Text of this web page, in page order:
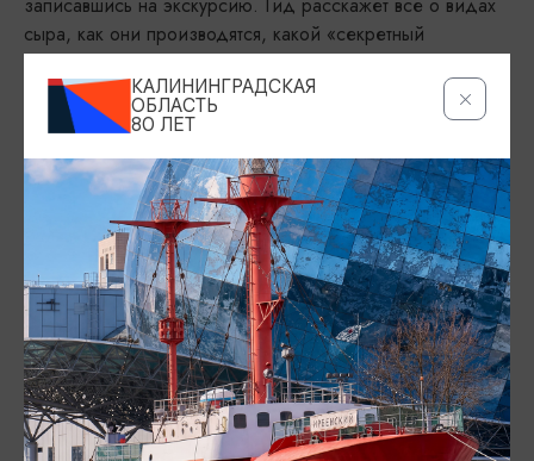
сыра, как они производятся, какой «секретный
ингредиент» дает свою изюминку, в каких условиях
должен находиться продукт. А в конце вы можете
продегустировать сыр, дополнив его шоколадом и
Магазин сыра:
Магазин открыт с 9 утра до 19 вечера ежедневно.
Здесь можно приобрести продукцию сыроварни, а
также шоколадной фабрики, марципаны
Доступный туризм
АДРЕС
КАЛИНИНГРАДСКАЯ
ОБЛАСТЬ
80 ЛЕТ